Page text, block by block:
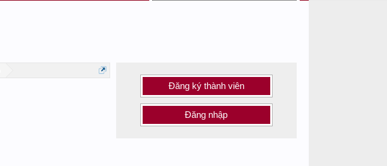
Đăng ký thành viên
Đăng nhập